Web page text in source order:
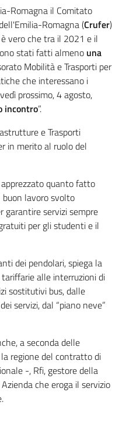
Romagna il Comitato
Romagna (Crufer)
vero che tra il 2021 e il
stati fatti almeno una
Mobilità e Trasporti per
che interessano i
prossimo, 4 agosto,
incontro”.
e Trasporti
in merito al ruolo del
quanto fatto
buon lavoro svolto
garantire servizi sempre
per gli studenti e il
dei pendolari, spiega la
alle interruzioni di
sostitutivi bus, dalle
servizi, dal “piano neve”
a seconda delle
regione del contratto di
-, Rfi, gestore della
che eroga il servizio